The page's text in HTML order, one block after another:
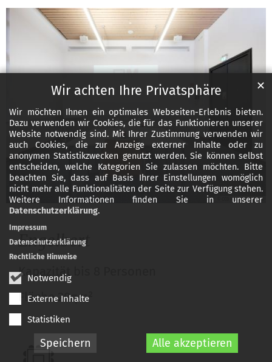
Wir achten Ihre Privatsphäre
Wir möchten Ihnen ein optimales Webseiten-Erlebnis bieten.
Dazu verwenden wir Cookies, die für das Funktionieren unserer
Website notwendig sind. Mit Ihrer Zustimmung verwenden wir
auch Cookies, die zur Anzeige externer Inhalte oder zu
anonymen Statistikzwecken genutzt werden. Sie können selbst
entscheiden, welche Kategorien Sie zulassen möchten. Bitte
beachten Sie, dass auf Basis Ihrer Einstellungen womöglich
nicht mehr alle Funktionalitäten der Seite zur Verfügung stehen.
Weitere Informationen finden Sie in unserer
Datenschutzerklärung.
Notwendig
Externe Inhalte
Statistiken
Speichern Alle akzeptieren
✕
Impressum
Datenschutzerklärung
Rechtliche Hinweise
© CC0 Martin Magunia
Engelbert
Kapazität bis 8 Personen
Fläche 20qm²